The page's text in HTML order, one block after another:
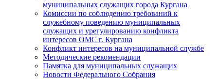
муниципальных служащих города Кургана
Комиссии по соблюдению требований к
служебному поведению муниципальных
служащих и урегулированию конфликта
интересов ОМС г. Кургана
Конфликт интересов на муниципальной службе
Методические рекомендации
Памятка для муниципальных служащих
Новости Федерального Cобрания